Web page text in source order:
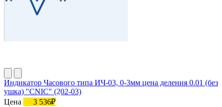
Индикатор Часового типа ИЧ-03, 0-3мм цена деления 0.01 (без
ушка) "CNIC" (202-03)
Цена
3 536₽